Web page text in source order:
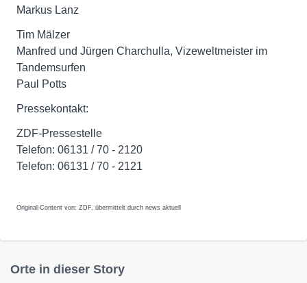
Markus Lanz
Tim Mälzer
Manfred und Jürgen Charchulla, Vizeweltmeister im
Tandemsurfen
Paul Potts
Pressekontakt:
ZDF-Pressestelle
Telefon: 06131 / 70 - 2120
Telefon: 06131 / 70 - 2121
Original-Content von: ZDF, übermittelt durch news aktuell
Orte in dieser Story